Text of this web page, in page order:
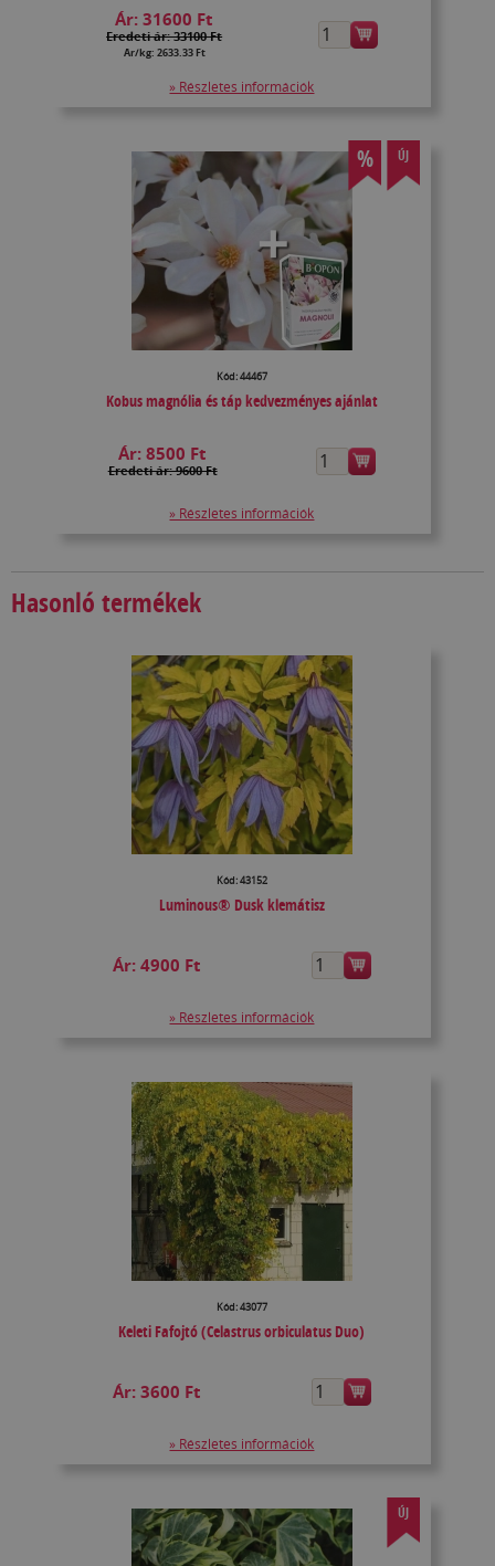
Ár:31600 Ft
Eredeti ár: 33100 Ft
Ár/kg: 2633.33 Ft
» Részletes információk
% ÚJ
Kód: 44467
Kobus magnólia és táp kedvezményes ajánlat
Ár:8500 Ft
Eredeti ár: 9600 Ft
» Részletes információk
Hasonló termékek
Kód: 43152
Luminous® Dusk klemátisz
Ár:4900 Ft
» Részletes információk
Kód: 43077
Keleti Fafojtó (Celastrus orbiculatus Duo)
Ár:3600 Ft
» Részletes információk
ÚJ